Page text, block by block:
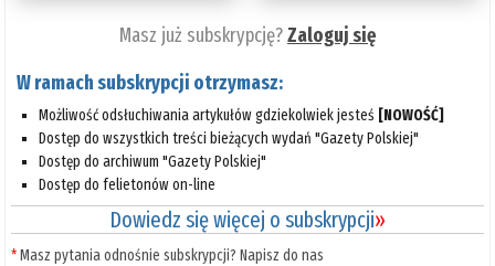
Masz już subskrypcję?Zaloguj się
W ramach subskrypcji otrzymasz:
Możliwość odsłuchiwania artykułów gdziekolwiek jesteś [NOWOŚĆ]
Dostęp do wszystkich treści bieżących wydań "Gazety Polskiej"
Dostęp do archiwum "Gazety Polskiej"
Dostęp do felietonów on-line
Dowiedz się więcej o subskrypcji»
*Masz pytania odnośnie subskrypcji? Napisz do nas